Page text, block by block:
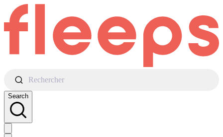
Rechercher
Search